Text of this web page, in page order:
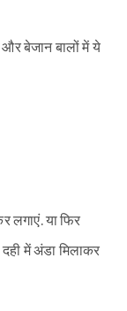
बेजान बालों में ये
लगाएं. या फिर
में अंडा मिलाकर